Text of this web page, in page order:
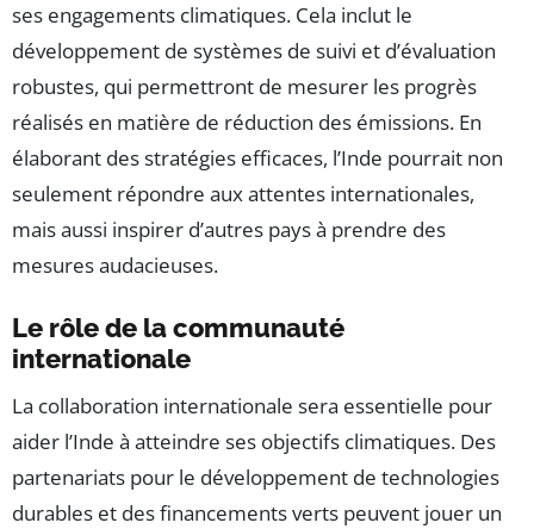
ses engagements climatiques. Cela inclut le
développement de systèmes de suivi et d’évaluation
robustes, qui permettront de mesurer les progrès
réalisés en matière de réduction des émissions. En
élaborant des stratégies efficaces, l’Inde pourrait non
seulement répondre aux attentes internationales,
mais aussi inspirer d’autres pays à prendre des
mesures audacieuses.
Le rôle de la communauté
internationale
La collaboration internationale sera essentielle pour
aider l’Inde à atteindre ses objectifs climatiques. Des
partenariats pour le développement de technologies
durables et des financements verts peuvent jouer un